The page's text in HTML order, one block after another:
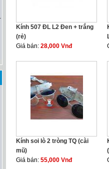
Kính 507 ĐL L2 Đen + trắng
(rẻ)
Giá bán: 28,000 Vnđ
Kính soi lò 2 tròng TQ (cài
mũ)
Giá bán: 55,000 Vnđ